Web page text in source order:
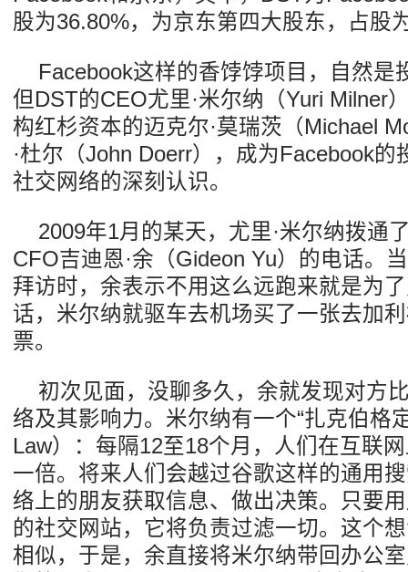
股为36.80%，为京东第四大股东，占股
Facebook这样的香饽饽项目，自然是
但DST的CEO尤里·米尔纳（Yuri Milner
构红杉资本的迈克尔·莫瑞茨（Michael
·杜尔（John Doerr），成为Facebook
社交网络的深刻认识。
2009年1月的某天，尤里·米尔纳拨通
CFO吉迪恩·余（Gideon Yu）的电话。
拜访时，余表示不用这么远跑来就是为
话，米尔纳就驱车去机场买了一张去加
票。
初次见面，没聊多久，余就发现对方
络及其影响力。米尔纳有一个“扎克伯格
Law）：每隔12至18个月，人们在互联
一倍。将来人们会越过谷歌这样的通用
络上的朋友获取信息、做出决策。只要
的社交网站，它将负责过滤一切。这个
相似，于是，余直接将米尔纳带回办公